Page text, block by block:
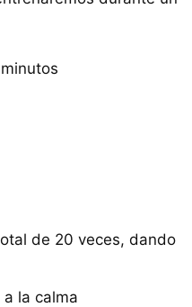
de 20 veces, dando
la calma